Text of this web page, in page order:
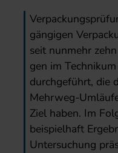
gängigen
seit nunmehr
gen im
durchgeführt, die
Mehrweg-
Ziel haben. Im
beispielhaft
Untersu­chung